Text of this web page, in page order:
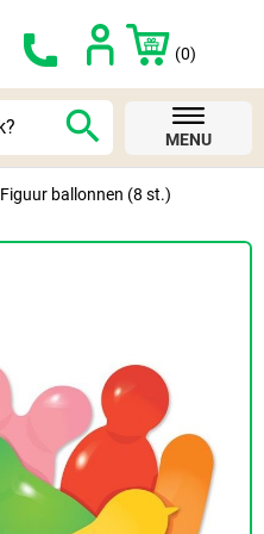
(0)
search MENU
Figuur ballonnen (8 st.)